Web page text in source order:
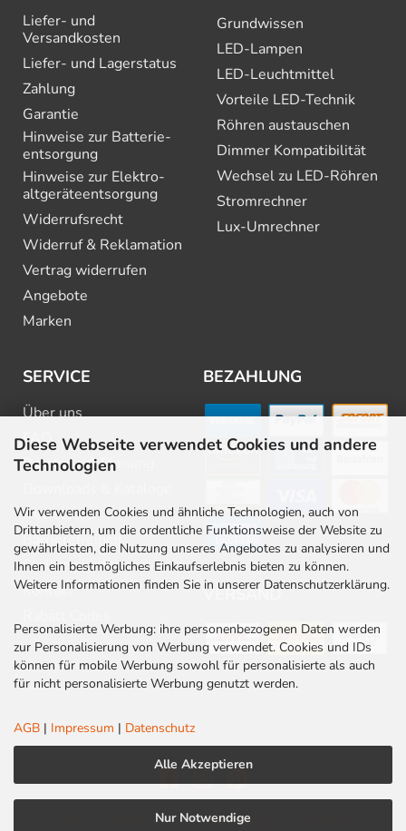
Diese Webseite verwendet Cookies und andere
Technologien
Wir verwenden Cookies und ähnliche Technologien, auch von
Drittanbietern, um die ordentliche Funktionsweise der Website zu
gewährleisten, die Nutzung unseres Angebotes zu analysieren und
Ihnen ein bestmögliches Einkaufserlebnis bieten zu können.
Weitere Informationen finden Sie in unserer Datenschutzerklärung.
Personalisierte Werbung: ihre personenbezogenen Daten werden
zur Personalisierung von Werbung verwendet. Cookies und IDs
können für mobile Werbung sowohl für personalisierte als auch
für nicht personalisierte Werbung genutzt werden.
AGB | Impressum | Datenschutz
Alle Akzeptieren
Nur Notwendige
Liefer- und
Versandkosten
Liefer- und Lagerstatus
Zahlung
Garantie
Hinweise zur Batterie­
entsorgung
Hinweise zur Elektro­
altgeräte­entsorgung
Widerrufsrecht
Widerruf & Reklamation
Vertrag widerrufen
Angebote
Marken
Grundwissen
LED-Lampen
LED-Leuchtmittel
Vorteile LED-Technik
Röhren austauschen
Dimmer Kompatibilität
Wechsel zu LED-Röhren
Stromrechner
Lux-Umrechner
SERVICE
Über uns
FAQ
Beratung & Planung
Newsletter
Barrierefreiheit
Stellenangebote
Kontakt
BEZAHLUNG
VERSAND
Impressum | Datenschutz